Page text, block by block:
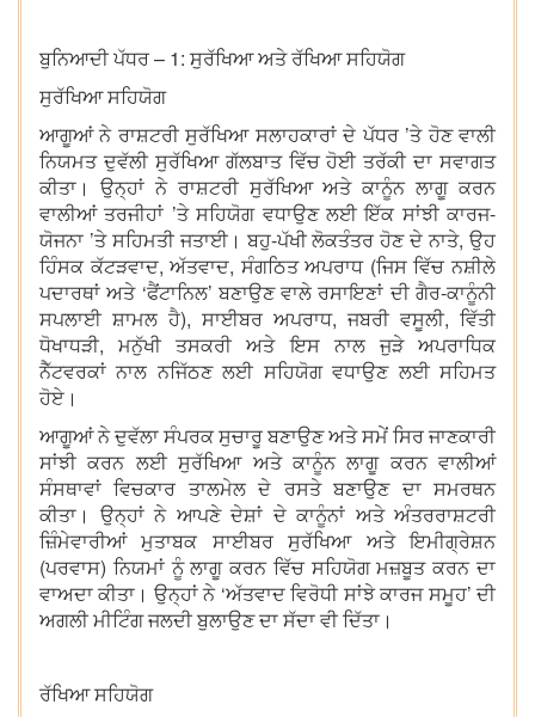
ਬੁਨਿਆਦੀ ਪੱਧਰ – 1: ਸੁਰੱਖਿਆ ਅਤੇ ਰੱਖਿਆ ਸਹਿਯੋਗ
ਸੁਰੱਖਿਆ ਸਹਿਯੋਗ
ਆਗੂਆਂ ਨੇ ਰਾਸ਼ਟਰੀ ਸੁਰੱਖਿਆ ਸਲਾਹਕਾਰਾਂ ਦੇ ਪੱਧਰ ’ਤੇ ਹੋਣ ਵਾਲੀ
ਨਿਯਮਤ ਦੁਵੱਲੀ ਸੁਰੱਖਿਆ ਗੱਲਬਾਤ ਵਿੱਚ ਹੋਈ ਤਰੱਕੀ ਦਾ ਸਵਾਗਤ
ਕੀਤਾ। ਉਨ੍ਹਾਂ ਨੇ ਰਾਸ਼ਟਰੀ ਸੁਰੱਖਿਆ ਅਤੇ ਕਾਨੂੰਨ ਲਾਗੂ ਕਰਨ
ਵਾਲੀਆਂ ਤਰਜੀਹਾਂ ’ਤੇ ਸਹਿਯੋਗ ਵਧਾਉਣ ਲਈ ਇੱਕ ਸਾਂਝੀ ਕਾਰਜ-
ਯੋਜਨਾ ’ਤੇ ਸਹਿਮਤੀ ਜਤਾਈ। ਬਹੁ-ਪੱਖੀ ਲੋਕਤੰਤਰ ਹੋਣ ਦੇ ਨਾਤੇ, ਉਹ
ਹਿੰਸਕ ਕੱਟੜਵਾਦ, ਅੱਤਵਾਦ, ਸੰਗਠਿਤ ਅਪਰਾਧ (ਜਿਸ ਵਿੱਚ ਨਸ਼ੀਲੇ
ਪਦਾਰਥਾਂ ਅਤੇ ‘ਫੈਂਟਾਨਿਲ’ ਬਣਾਉਣ ਵਾਲੇ ਰਸਾਇਣਾਂ ਦੀ ਗੈਰ-ਕਾਨੂੰਨੀ
ਸਪਲਾਈ ਸ਼ਾਮਲ ਹੈ), ਸਾਈਬਰ ਅਪਰਾਧ, ਜਬਰੀ ਵਸੂਲੀ, ਵਿੱਤੀ
ਧੋਖਾਧੜੀ, ਮਨੁੱਖੀ ਤਸਕਰੀ ਅਤੇ ਇਸ ਨਾਲ ਜੁੜੇ ਅਪਰਾਧਿਕ
ਨੈੱਟਵਰਕਾਂ ਨਾਲ ਨਜਿੱਠਣ ਲਈ ਸਹਿਯੋਗ ਵਧਾਉਣ ਲਈ ਸਹਿਮਤ
ਹੋਏ।
ਆਗੂਆਂ ਨੇ ਦੁਵੱਲਾ ਸੰਪਰਕ ਸੁਚਾਰੂ ਬਣਾਉਣ ਅਤੇ ਸਮੇਂ ਸਿਰ ਜਾਣਕਾਰੀ
ਸਾਂਝੀ ਕਰਨ ਲਈ ਸੁਰੱਖਿਆ ਅਤੇ ਕਾਨੂੰਨ ਲਾਗੂ ਕਰਨ ਵਾਲੀਆਂ
ਸੰਸਥਾਵਾਂ ਵਿਚਕਾਰ ਤਾਲਮੇਲ ਦੇ ਰਸਤੇ ਬਣਾਉਣ ਦਾ ਸਮਰਥਨ
ਕੀਤਾ। ਉਨ੍ਹਾਂ ਨੇ ਆਪਣੇ ਦੇਸ਼ਾਂ ਦੇ ਕਾਨੂੰਨਾਂ ਅਤੇ ਅੰਤਰਰਾਸ਼ਟਰੀ
ਜ਼ਿੰਮੇਵਾਰੀਆਂ ਮੁਤਾਬਕ ਸਾਈਬਰ ਸੁਰੱਖਿਆ ਅਤੇ ਇਮੀਗ੍ਰੇਸ਼ਨ
(ਪਰਵਾਸ) ਨਿਯਮਾਂ ਨੂੰ ਲਾਗੂ ਕਰਨ ਵਿੱਚ ਸਹਿਯੋਗ ਮਜ਼ਬੂਤ ਕਰਨ ਦਾ
ਵਾਅਦਾ ਕੀਤਾ। ਉਨ੍ਹਾਂ ਨੇ ‘ਅੱਤਵਾਦ ਵਿਰੋਧੀ ਸਾਂਝੇ ਕਾਰਜ ਸਮੂਹ’ ਦੀ
ਅਗਲੀ ਮੀਟਿੰਗ ਜਲਦੀ ਬੁਲਾਉਣ ਦਾ ਸੱਦਾ ਵੀ ਦਿੱਤਾ।
ਰੱਖਿਆ ਸਹਿਯੋਗ